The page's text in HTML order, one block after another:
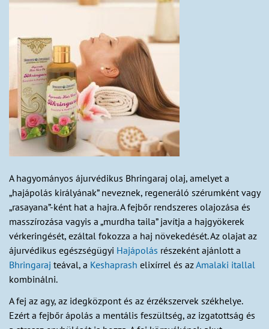
A hagyományos ájurvédikus Bhringaraj olaj, amelyet a
„hajápolás királyának” neveznek, regeneráló szérumként vagy
„rasayana”-ként hat a hajra. A fejbőr rendszeres olajozása és
masszírozása vagyis a „murdha taila” javítja a hajgyökerek
vérkeringését, ezáltal fokozza a haj növekedését. Az olajat az
ájurvédikus egészségügyi Hajápolás részeként ajánlott a
Bhringaraj teával, a Keshaprash elixírrel és azAmalaki itallal
kombinálni.
A fej az agy, az idegközpont és az érzékszervek székhelye.
Ezért a fejbőr ápolás a mentális feszültség, az izgatottság és